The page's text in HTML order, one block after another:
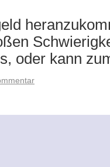
oder kann